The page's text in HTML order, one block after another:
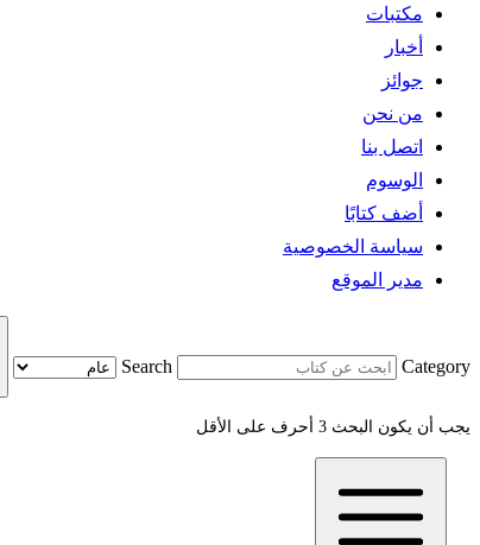
مكتبات
أخبار
جوائز
من نحن
اتصل بنا
الوسوم
أضف كتابًا
سياسة الخصوصية
مدير الموقع
Search Category
يجب أن يكون البحث 3 أحرف على الأقل